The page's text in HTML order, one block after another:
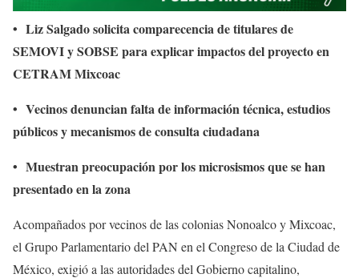
•⁠ ⁠Liz Salgado solicita comparecencia de titulares de
SEMOVI y SOBSE para explicar impactos del proyecto en
CETRAM Mixcoac
•⁠ ⁠Vecinos denuncian falta de información técnica, estudios
públicos y mecanismos de consulta ciudadana
•⁠ ⁠Muestran preocupación por los microsismos que se han
presentado en la zona
Acompañados por vecinos de las colonias Nonoalco y Mixcoac,
el Grupo Parlamentario del PAN en el Congreso de la Ciudad de
México, exigió a las autoridades del Gobierno capitalino,